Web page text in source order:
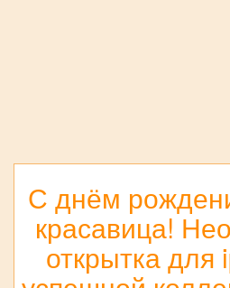
С днём
красавица!
открытка для